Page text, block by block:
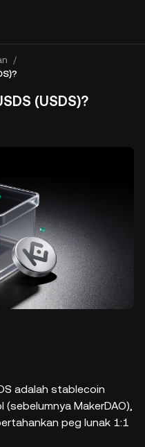
/
(USDS)?
adalah stablecoin
MakerDAO),
peg lunak 1:1